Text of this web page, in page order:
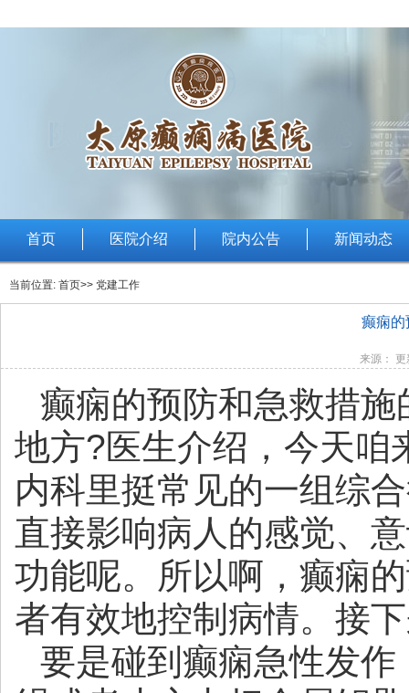
首页 医院介绍 院内公告 新闻动态
当前位置: 首页>> 党建工作
癫痫的
来源：
癫痫的预防和急救措施
地方?医生介绍，今天咱
内科里挺常见的一组综
直接影响病人的感觉、
功能呢。所以啊，癫痫
者有效地控制病情。接
要是碰到癫痫急性发